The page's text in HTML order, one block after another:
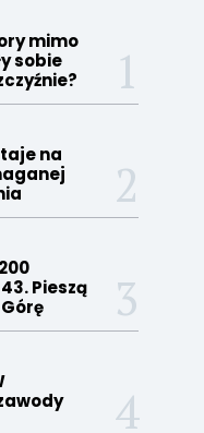
mimo
sobie
na
Pieszą